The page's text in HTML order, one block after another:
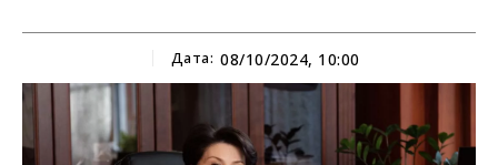
Дата: 08/10/2024, 10:00